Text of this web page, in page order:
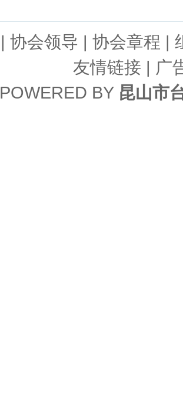
| 协会领导 | 协会章程 |
友情链接 | 广
POWERED BY 昆山市